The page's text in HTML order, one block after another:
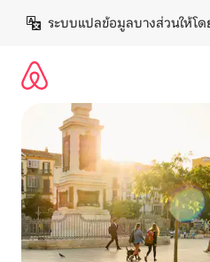
เนื้อหา
ระบบแปลข้อมูลบางส่วนให้โ